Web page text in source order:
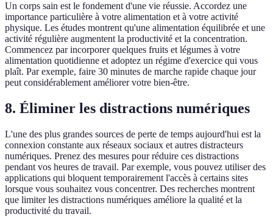
Un corps sain est le fondement d'une vie réussie. Accordez une
importance particulière à votre alimentation et à votre activité
physique. Les études montrent qu'une alimentation équilibrée et une
activité régulière augmentent la productivité et la concentration.
Commencez par incorporer quelques fruits et légumes à votre
alimentation quotidienne et adoptez un régime d'exercice qui vous
plaît. Par exemple, faire 30 minutes de marche rapide chaque jour
peut considérablement améliorer votre bien-être.
8. Éliminer les distractions numériques
L'une des plus grandes sources de perte de temps aujourd'hui est la
connexion constante aux réseaux sociaux et autres distracteurs
numériques. Prenez des mesures pour réduire ces distractions
pendant vos heures de travail. Par exemple, vous pouvez utiliser des
applications qui bloquent temporairement l'accès à certains sites
lorsque vous souhaitez vous concentrer. Des recherches montrent
que limiter les distractions numériques améliore la qualité et la
productivité du travail.